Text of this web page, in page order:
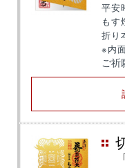
平安
もす
折り
※ 内
ご祈